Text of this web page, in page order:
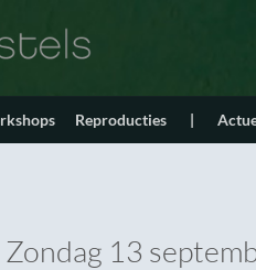
Reproducties |
Zondag 13